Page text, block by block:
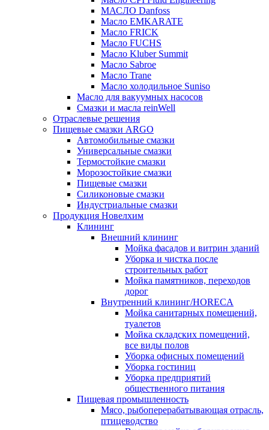
МАСЛО Danfoss
Масло EMKARATE
Масло FRICK
Масло FUCHS
Масло Kluber Summit
Масло Sabroe
Масло Trane
Масло холодильное Suniso
Масло для вакуумных насосов
Смазки и масла reinWell
Отраслевые решения
Пищевые смазки ARGO
Автомобильные смазки
Универсальные смазки
Термостойкие смазки
Морозостойкие смазки
Пищевые смазки
Силиконовые смазки
Индустриальные смазки
Продукция Новелхим
Клининг
Внешний клининг
Мойка фасадов и витрин зданий
Уборка и чистка после
строительных работ
Мойка памятников, переходов
дорог
Внутренний клининг/HORECA
Мойка санитарных помещений,
туалетов
Мойка складских помещений,
все виды полов
Уборка офисных помещений
Уборка гостиниц
Уборка предприятий
общественного питания
Пищевая промышленность
Мясо, рыбоперерабатывающая отрасль,
птицеводство